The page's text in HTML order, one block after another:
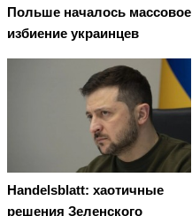
Польше началось массовое
избиение украинцев
Handelsblatt: хаотичные
решения Зеленского